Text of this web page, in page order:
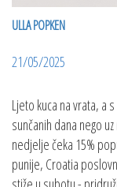
ULLA POPKEN
21/05/2025
Ljeto kuca na vrata, a
sunčanih dana nego
nedjelje čeka 15%
punije, Croatia